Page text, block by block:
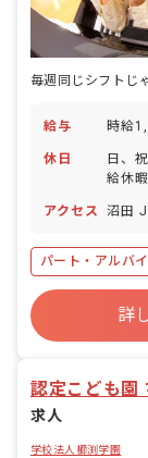
給与 時給
休日
日、
給休暇
アクセス 沼田
パート・アルバ
詳
認定こども園
求人
学校法人櫛渕学園